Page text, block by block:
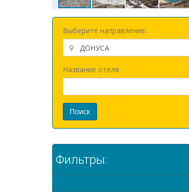
Выберите направление:
Название отеля
Поиск
Фильтры: